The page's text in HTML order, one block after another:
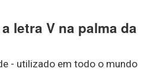
letra V na palma da
- utilizado em todo o mundo